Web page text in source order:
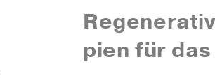
pien für